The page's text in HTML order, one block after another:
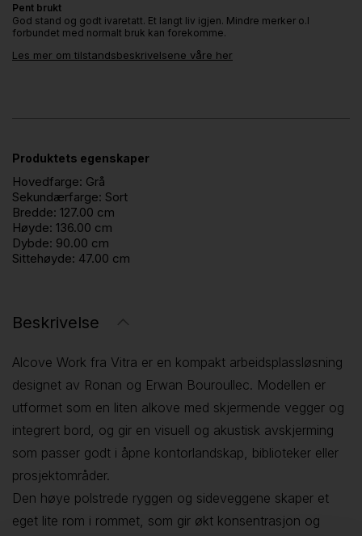
Pent brukt
God stand og godt ivaretatt. Et langt liv igjen. Mindre merker o.l
forbundet med normalt bruk kan forekomme.
Les mer om tilstandsbeskrivelsene våre her
Produktets egenskaper
Hovedfarge: Grå
Sekundærfarge: Sort
Bredde: 127.00 cm
Høyde: 136.00 cm
Dybde: 90.00 cm
Sittehøyde: 47.00 cm
Beskrivelse
Alcove Work fra Vitra er en kompakt arbeidsplassløsning
designet av Ronan og Erwan Bouroullec. Modellen er
utformet som en liten alkove med skjermende vegger og
integrert bord, og gir en visuell og akustisk avskjerming
som passer godt i åpne kontorlandskap, biblioteker eller
prosjektområder.
Den høye polstrede ryggen og sideveggene skaper et
eget lite rom i rommet, som gir økt konsentrasjon og